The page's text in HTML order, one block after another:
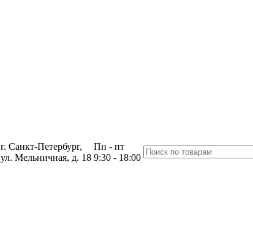
г. Санкт-Петербург,
ул. Мельничная, д. 18
Пн - пт
9:30 - 18:00